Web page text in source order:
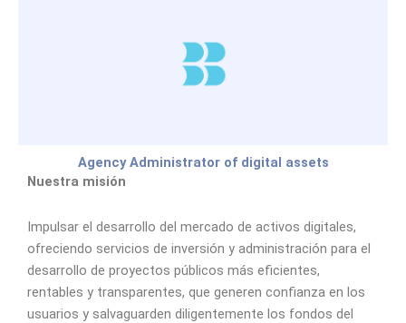
Agency Administrator of digital assets
Nuestra misión
Impulsar el desarrollo del mercado de activos digitales,
ofreciendo servicios de inversión y administración para el
desarrollo de proyectos públicos más eficientes,
rentables y transparentes, que generen confianza en los
usuarios y salvaguarden diligentemente los fondos del